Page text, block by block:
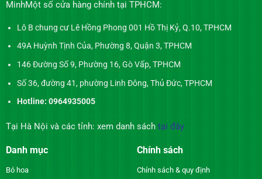
MinhMột số cửa hàng chính tại TPHCM:
Lô B chung cư Lê Hồng Phong 001 Hồ Thị Kỷ, Q.10, TPHCM
49A Huỳnh Tịnh Của, Phường 8, Quận 3, TPHCM
146 Đường Số 9, Phường 16, Gò Vấp, TPHCM
Số 36, đường 41, phường Linh Đông, Thủ Đức, TPHCM
Hotline: 0964935005
Tại Hà Nội và các tỉnh: xem danh sách tại đây
Danh mục
Bó hoa
Chính sách
Chính sách & quy định